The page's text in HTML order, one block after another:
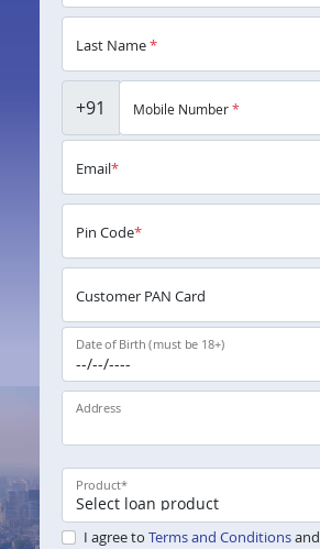
Last Name*
+91 Mobile Number*
Email*
Pin Code*
Customer PAN Card
Date of Birth (must be 18+)
Address
Product*
I agree to Terms and Conditionsand